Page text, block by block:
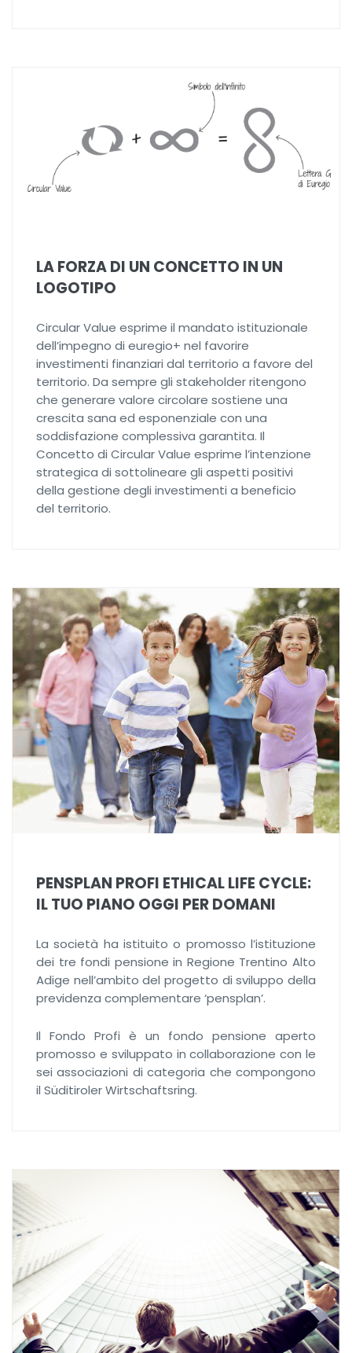
LA FORZA DI UN CONCETTO IN UN
LOGOTIPO
Circular Value esprime il mandato istituzionale
dell’impegno di euregio+ nel favorire
investimenti finanziari dal territorio a favore del
territorio. Da sempre gli stakeholder ritengono
che generare valore circolare sostiene una
crescita sana ed esponenziale con una
soddisfazione complessiva garantita. Il
Concetto di Circular Value esprime l’intenzione
strategica di sottolineare gli aspetti positivi
della gestione degli investimenti a beneficio
del territorio.
PENSPLAN PROFI ETHICAL LIFE CYCLE:
IL TUO PIANO OGGI PER DOMANI
La società ha istituito o promosso l’istituzione
dei tre fondi pensione in Regione Trentino Alto
Adige nell’ambito del progetto di sviluppo della
previdenza complementare ‘pensplan’.
Il Fondo Profi è un fondo pensione aperto
promosso e sviluppato in collaborazione con le
sei associazioni di categoria che compongono
il Süditiroler Wirtschaftsring.